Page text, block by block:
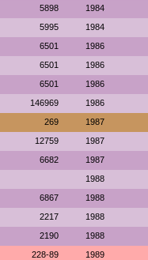
5898 1984
5995 1984
6501 1986
6501 1986
6501 1986
146969 1986
269 1987
12759 1987
6682 1987
1988
6867 1988
2217 1988
2190 1988
228-89 1989